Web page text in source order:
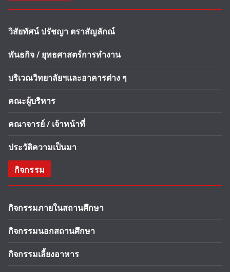
วิสัยทัศน์ ปรัชญา ตราสัญลักณ์
พันธกิจ / ยุทธศาสตร์การทำงาน
บริเวณวิทยาลัยฯและอาคารต่าง ๆ
คณะผู้บริหาร
คณาจารย์ / เจ้าหน้าที่
ประวัติความเป็นมา
กิจกรรม
กิจกรรมภายในสถานศึกษา
กิจกรรมนอกสถานศึกษา
กิจกรรมเลี้ยงอาหาร